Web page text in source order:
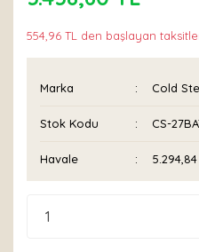
554,96 TL den başlayan
Marka Cold
Stok Kodu CS-
Havale